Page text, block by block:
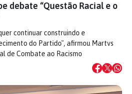
debate “Questão Racial e o
continuar construindo e
do Partido", afirmou Martvs
de Combate ao Racismo